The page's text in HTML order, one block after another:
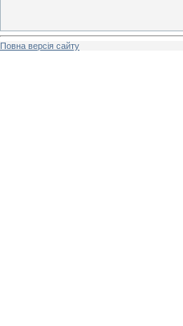
Повна версія сайту